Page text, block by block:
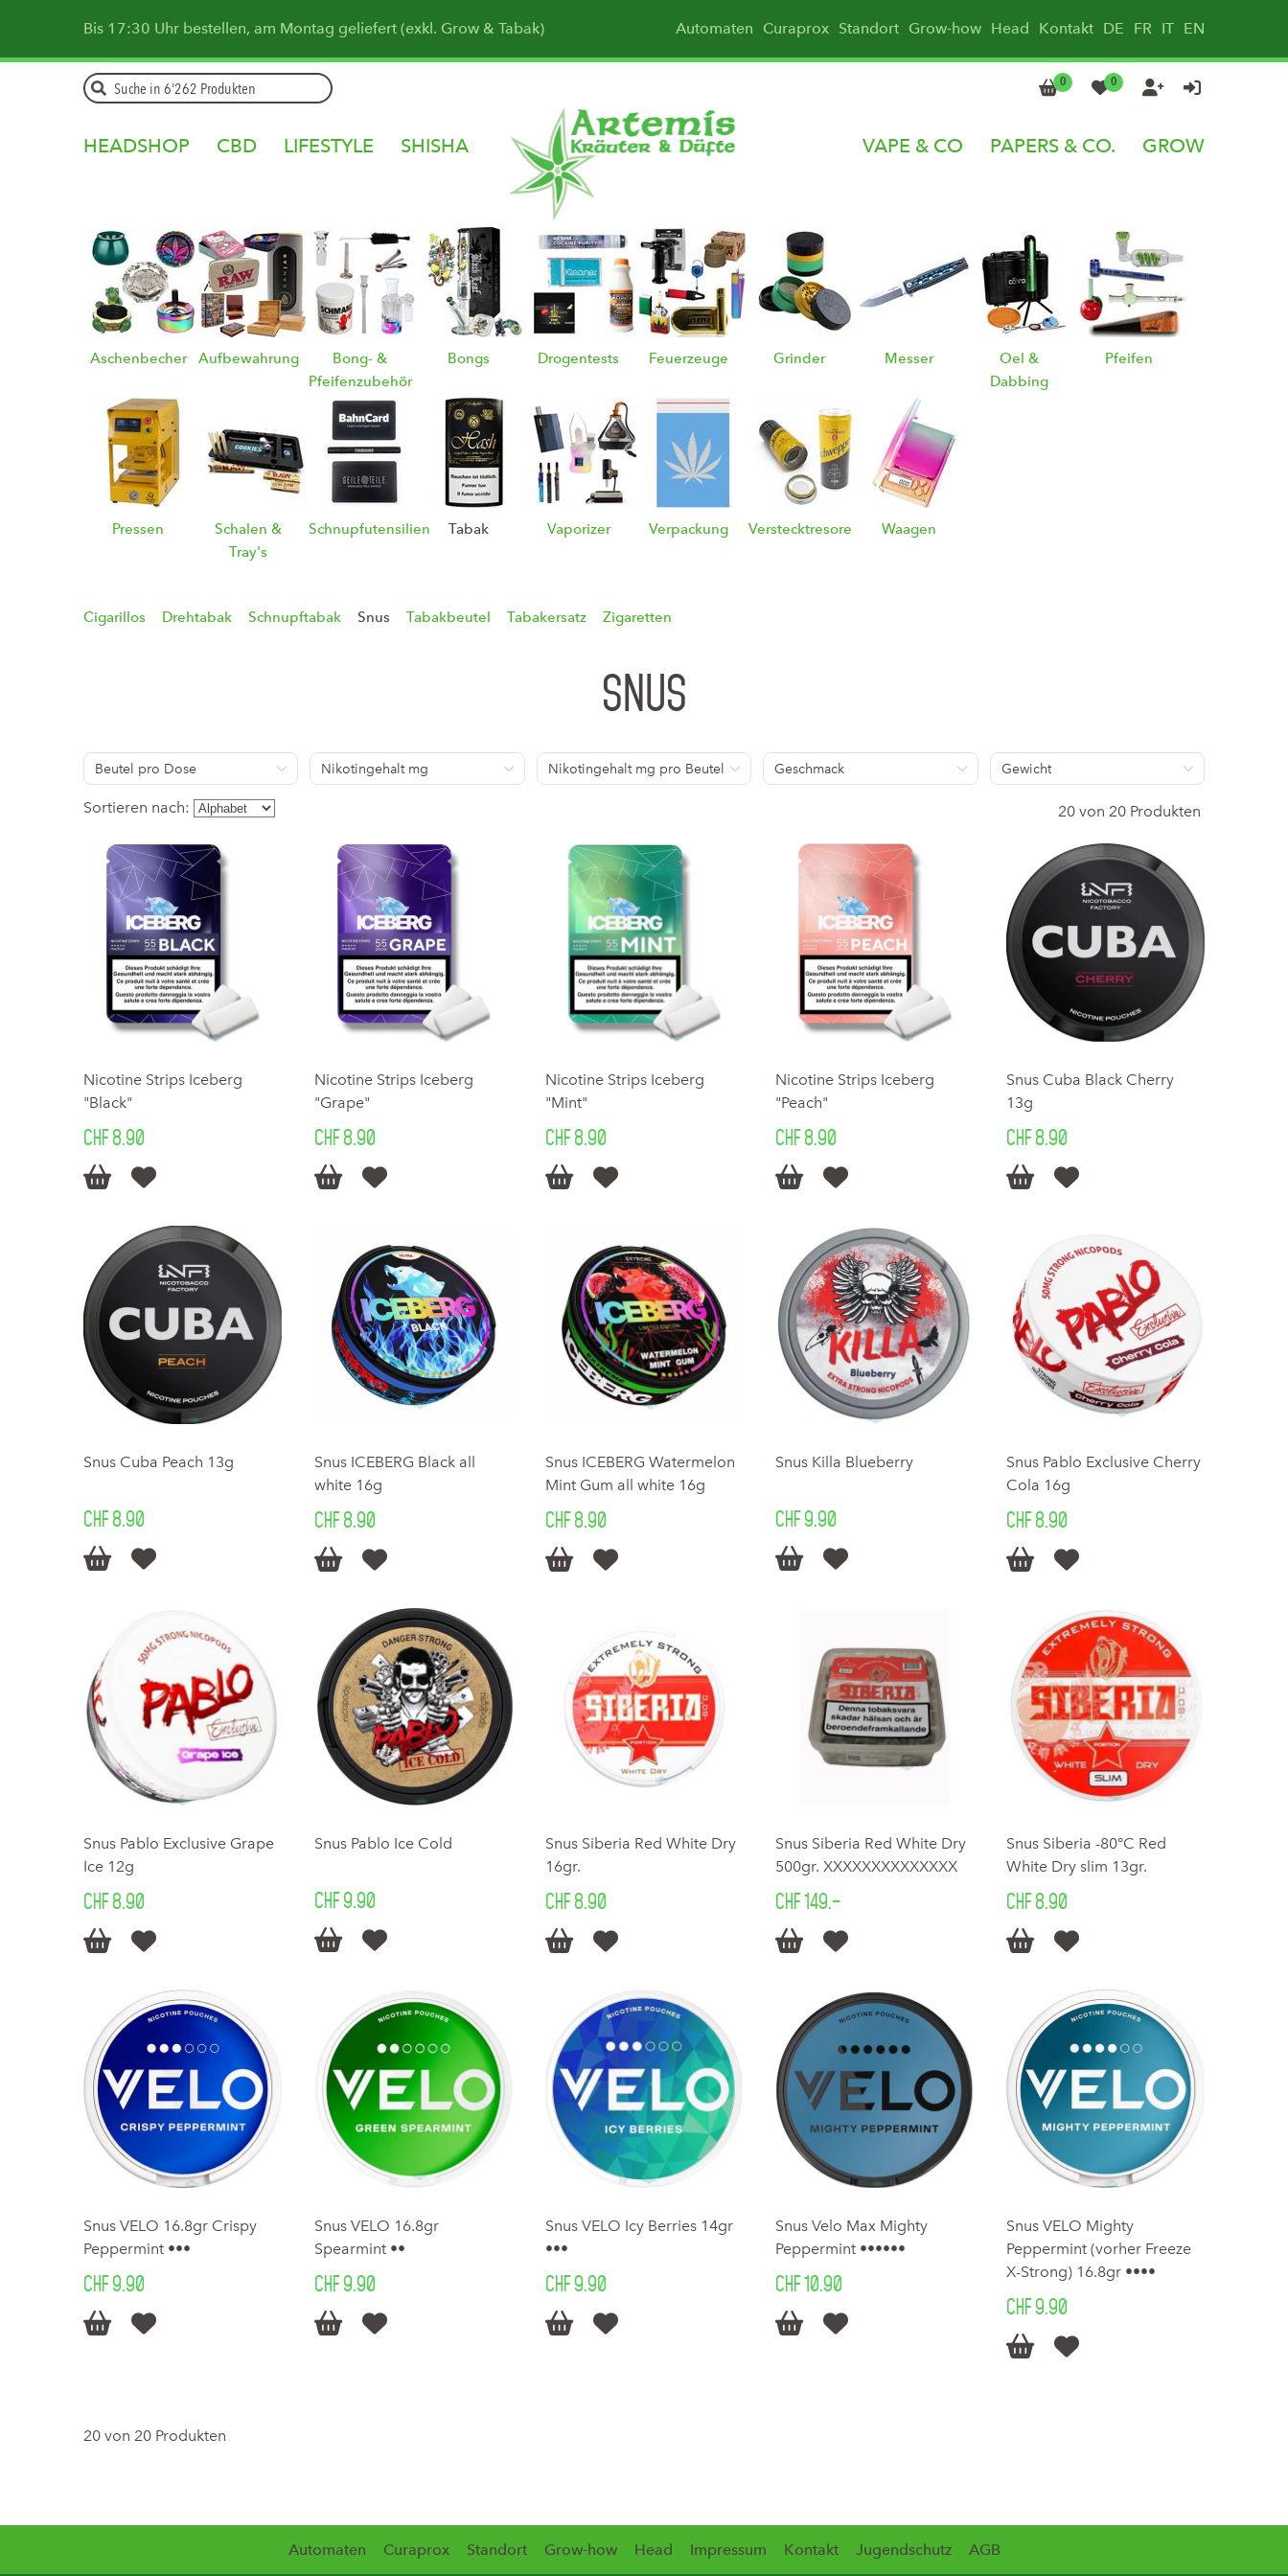
Bis 17:30 Uhr bestellen, am Montag geliefert (exkl. Grow & Tabak) Automaten Curaprox Standort Grow-how Head Kontakt DE FR IT EN
0 0  
HEADSHOP CBD LIFESTYLE SHISHA VAPE & CO PAPERS & CO. GROW
Aschenbecher Aufbewahrung
Bong- &
Pfeifenzubehör
Bongs Drogentests Feuerzeuge Grinder Messer
Oel &
Dabbing
Pfeifen
Pressen
Schalen &
Tray's
Schnupfutensilien Tabak Vaporizer Verpackung Verstecktresore Waagen
Cigarillos Drehtabak Schnupftabak Snus Tabakbeutel Tabakersatz Zigaretten
Snus
Beutel pro Dose Nikotingehalt mg Nikotingehalt mg pro Beutel Geschmack Gewicht
Sortieren nach: 20 von 20 Produkten
Nicotine Strips Iceberg
"Black"
CHF 8.90
 
Nicotine Strips Iceberg
"Grape"
CHF 8.90
 
Nicotine Strips Iceberg
"Mint"
CHF 8.90
 
Nicotine Strips Iceberg
"Peach"
CHF 8.90
 
Snus Cuba Black Cherry
13g
CHF 8.90
 
Snus Cuba Peach 13g
CHF 8.90
 
Snus ICEBERG Black all
white 16g
CHF 8.90
 
Snus ICEBERG Watermelon
Mint Gum all white 16g
CHF 8.90
 
Snus Killa Blueberry
CHF 9.90
 
Snus Pablo Exclusive Cherry
Cola 16g
CHF 8.90
 
Snus Pablo Exclusive Grape
Ice 12g
CHF 8.90
 
Snus Pablo Ice Cold
CHF 9.90
 
Snus Siberia Red White Dry
16gr.
CHF 8.90
 
Snus Siberia Red White Dry
500gr. XXXXXXXXXXXXXX
CHF 149.–
 
Snus Siberia -80°C Red
White Dry slim 13gr.
CHF 8.90
 
Snus VELO 16.8gr Crispy
Peppermint •••
CHF 9.90
 
Snus VELO 16.8gr
Spearmint ••
CHF 9.90
 
Snus VELO Icy Berries 14gr
•••
CHF 9.90
 
Snus Velo Max Mighty
Peppermint ••••••
CHF 10.90
 
Snus VELO Mighty
Peppermint (vorher Freeze
X-Strong) 16.8gr ••••
CHF 9.90
 
20 von 20 Produkten
Automaten Curaprox Standort Grow-how Head Impressum Kontakt Jugendschutz AGB